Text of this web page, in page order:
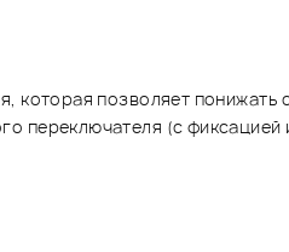
позволяет
переключателя (с фиксацией